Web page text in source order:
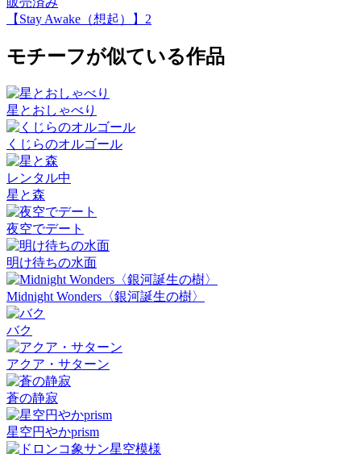
【Stay Awake（想起）】2
モチーフが似ている作品
星とおしゃべり
くじらのオルゴール
レンタル中
星と森
夜空でデート
明け待ちの水面
Midnight Wonders〈銀河誕生の樹〉
バク
アクア・サターン
蒼の静寂
星空円やかprism